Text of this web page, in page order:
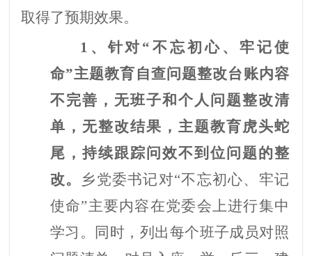
取得了预期效果。
1、针对 “不忘初心、牢记使
命”主题教育自查问题整改台账内容
不完善，无班子和个人问题整改清
单，无整改结果，主题教育虎头蛇
尾，持续跟踪问效不到位问题的整
改。
乡党委书记对“不忘初心、牢记
使命”主要内容在党委会上进行集中
学习。同时， 列出每个班子成员对照